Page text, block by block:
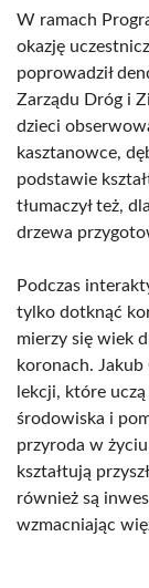
W ramach
okazję
poprowadził
Zarządu Dróg i
dzieci
kasztanowce,
podstawie
tłumaczył też,
drzewa
Podczas
tylko dotknąć
mierzy się wiek
koronach. Jakub
lekcji, które
środowiska i
przyroda w
kształtują
również są
wzmacniając